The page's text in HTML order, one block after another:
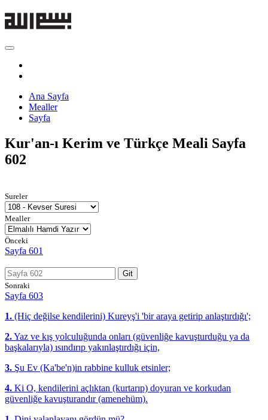
Ana Sayfa
Mealler
Sayfa
Kur'an-ı Kerim ve Türkçe Meali Sayfa
602
Sureler
Mealler
Önceki
Sayfa 601
Git
Sonraki
Sayfa 603
1. (Hiç değilse kendilerini) Kureyş'i 'bir araya getirip anlaştırdığı';
2.Yaz ve kış yolculuğunda onları (güvenliğe kavuşturduğu ya da
başkalarıyla) ısındırıp yakınlaştırdığı için,
3. Şu Ev (Ka'be'n)in rabbine kulluk etsinler;
4. Ki O, kendilerini açlıktan (kurtarıp) doyuran ve korkudan
güvenliğe kavuşturandır (amenehüm).